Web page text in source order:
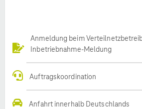
Anmeldung beim
Inbetriebnahme-Meldung
Auftragskoordination
Anfahrt innerhalb Deutschlands